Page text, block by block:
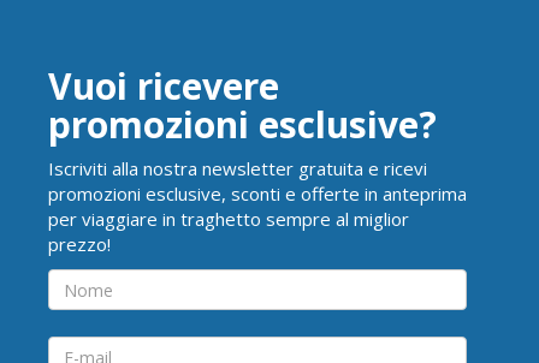
Vuoi ricevere
promozioni esclusive?
Iscriviti alla nostra newsletter gratuita e ricevi
promozioni esclusive, sconti e offerte in anteprima
per viaggiare in traghetto sempre al miglior
prezzo!